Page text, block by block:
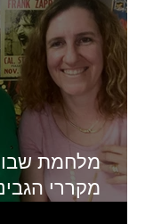
מלחמת
מקררי